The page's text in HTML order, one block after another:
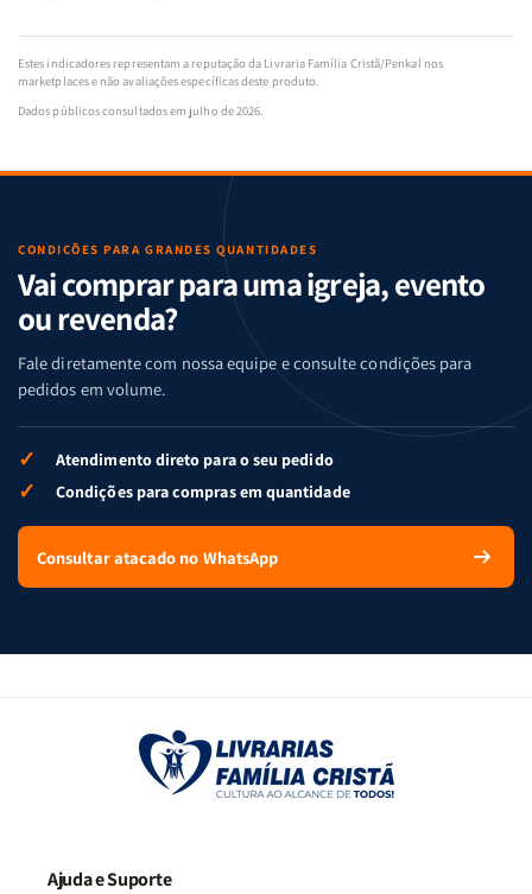
Estes indicadores representam a reputação da Livraria Família Cristã/Penkal nos
marketplaces e não avaliações específicas deste produto.
Dados públicos consultados em julho de 2026.
CONDIÇÕES PARA GRANDES QUANTIDADES
Vai comprar para uma igreja, evento
ou revenda?
Fale diretamente com nossa equipe e consulte condições para
pedidos em volume.
✓ Atendimento direto para o seu pedido
✓ Condições para compras em quantidade
Consultar atacado no WhatsApp
Ajuda e Suporte